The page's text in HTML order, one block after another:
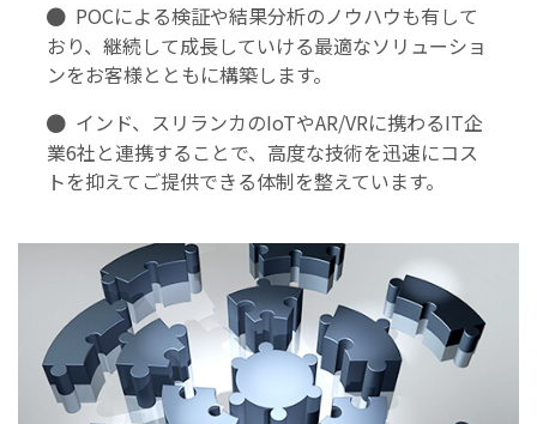
POCによる検証や結果分析のノウハウも有して
おり、継続して成長していける最適なソリューショ
ンをお客様とともに構築します。
インド、スリランカのIoTやAR/VRに携わるIT企
業6社と連携することで、高度な技術を迅速にコス
トを抑えてご提供できる体制を整えています。